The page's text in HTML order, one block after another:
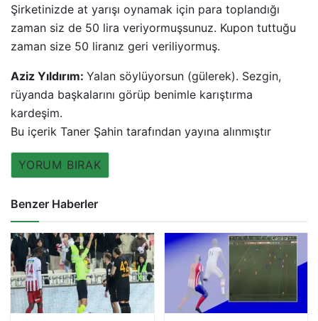
Şirketinizde at yarışı oynamak için para toplandığı
zaman siz de 50 lira veriyormuşsunuz. Kupon tuttuğu
zaman size 50 liranız geri veriliyormuş.
Aziz Yıldırım: Yalan söylüyorsun (gülerek). Sezgin,
rüyanda başkalarını görüp benimle karıştırma
kardeşim.
Bu içerik Taner Şahin tarafından yayına alınmıştır
YORUM BIRAK
Benzer Haberler